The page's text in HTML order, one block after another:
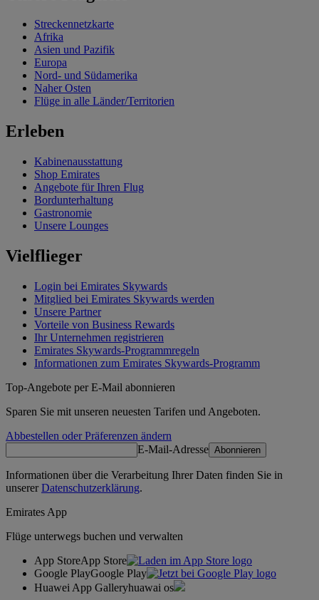
Streckennetzkarte
Afrika
Asien und Pazifik
Europa
Nord- und Südamerika
Naher Osten
Flüge in alle Länder/Territorien
Erleben
Kabinenausstattung
Shop Emirates
Angebote für Ihren Flug
Bordunterhaltung
Gastronomie
Unsere Lounges
Vielflieger
Login bei Emirates Skywards
Mitglied bei Emirates Skywards werden
Unsere Partner
Vorteile von Business Rewards
Ihr Unternehmen registrieren
Emirates Skywards-Programmregeln
Informationen zum Emirates Skywards-Programm
Top-Angebote per E-Mail abonnieren
Sparen Sie mit unseren neuesten Tarifen und Angeboten.
Abbestellen oder Präferenzen ändern
E-Mail-Adresse Abonnieren
Informationen über die Verarbeitung Ihrer Daten finden Sie in
unsererDatenschutzerklärung.
Emirates App
Flüge unterwegs buchen und verwalten
App StoreApp Store
Google PlayGoogle Play
Huawei App Galleryhuawai os